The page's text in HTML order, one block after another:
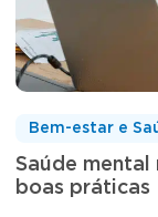
Saúde mental
boas práticas
Bem-estar e